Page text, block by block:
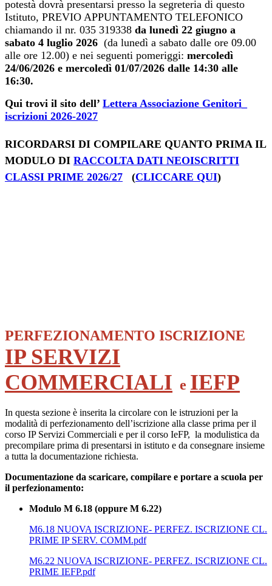
potestà dovrà presentarsi presso la segreteria di questo
Istituto, PREVIO APPUNTAMENTO TELEFONICO
chiamando il nr. 035 319338 da lunedì 22 giugno a
sabato 4 luglio 2026 (da lunedì a sabato dalle ore 09.00
alle ore 12.00) e nei seguenti pomeriggi: mercoledì
24/06/2026 e mercoledì 01/07/2026 dalle 14:30 alle
16:30.
Qui trovi il sito dell’ Lettera Associazione Genitori_
iscrizioni 2026-2027
RICORDARSI DI COMPILARE QUANTO PRIMA IL
MODULO DI RACCOLTA DATI NEOISCRITTI
CLASSI PRIME 2026/27 (CLICCARE QUI)
PERFEZIONAMENTO ISCRIZIONE
IP SERVIZI
COMMERCIALI e IEFP
In questa sezione è inserita la circolare con le istruzioni per la
modalità di perfezionamento dell’iscrizione alla classe prima per il
corso IP Servizi Commerciali e per il corso IeFP, la modulistica da
precompilare prima di presentarsi in istituto e da consegnare insieme
a tutta la documentazione richiesta.
Documentazione da scaricare, compilare e portare a scuola per
il perfezionamento:
Modulo M 6.18 (oppure M 6.22)
M6.18 NUOVA ISCRIZIONE- PERFEZ. ISCRIZIONE CL.
PRIME IP SERV. COMM.pdf
M6.22 NUOVA ISCRIZIONE- PERFEZ. ISCRIZIONE CL.
PRIME IEFP.pdf